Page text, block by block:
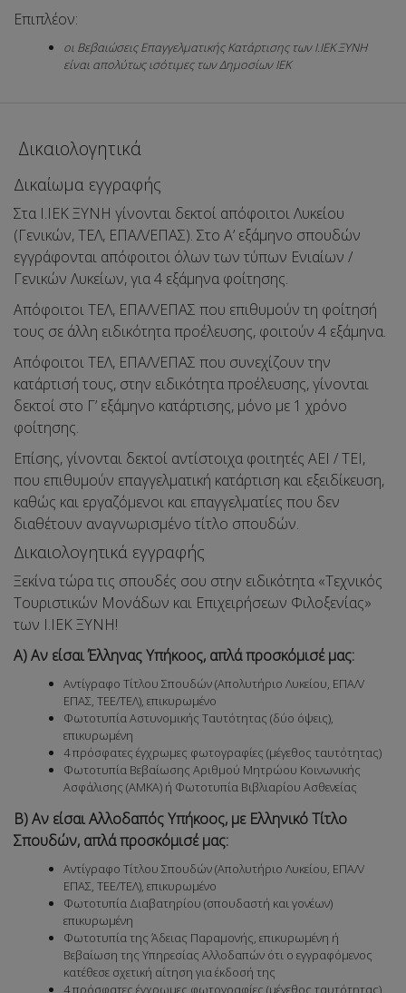
Επιπλέον:
οι Βεβαιώσεις Επαγγελματικής Κατάρτισης των Ι.ΙΕΚ ΞΥΝΗ
είναι απολύτως ισότιμες των Δημοσίων ΙΕΚ
Δικαιολογητικά
Δικαίωμα εγγραφής
Στα Ι.ΙΕΚ ΞΥΝΗ γίνονται δεκτοί απόφοιτοι Λυκείου
(Γενικών, ΤΕΛ, ΕΠΑΛ/ΕΠΑΣ). Στο Α’ εξάμηνο σπουδών
εγγράφονται απόφοιτοι όλων των τύπων Ενιαίων /
Γενικών Λυκείων, για 4 εξάμηνα φοίτησης.
Απόφοιτοι ΤΕΛ, ΕΠΑΛ/ΕΠΑΣ που επιθυμούν τη φοίτησή
τους σε άλλη ειδικότητα προέλευσης, φοιτούν 4 εξάμηνα.
Απόφοιτοι ΤΕΛ, ΕΠΑΛ/ΕΠΑΣ που συνεχίζουν την
κατάρτισή τους, στην ειδικότητα προέλευσης, γίνονται
δεκτοί στο Γ’ εξάμηνο κατάρτισης, μόνο με 1 χρόνο
φοίτησης.
Επίσης, γίνονται δεκτοί αντίστοιχα φοιτητές ΑΕΙ / ΤΕΙ,
που επιθυμούν επαγγελματική κατάρτιση και εξειδίκευση,
καθώς και εργαζόμενοι και επαγγελματίες που δεν
διαθέτουν αναγνωρισμένο τίτλο σπουδών.
Δικαιολογητικά εγγραφής
Ξεκίνα τώρα τις σπουδές σου στην ειδικότητα «Τεχνικός
Τουριστικών Μονάδων και Επιχειρήσεων Φιλοξενίας»
των Ι.ΙΕΚ ΞΥΝΗ!
Α) Αν είσαι Έλληνας Υπήκοος, απλά προσκόμισέ μας:
Αντίγραφο Τίτλου Σπουδών (Απολυτήριο Λυκείου, ΕΠΑΛ/
ΕΠΑΣ, ΤΕΕ/ΤΕΛ), επικυρωμένο
Φωτοτυπία Αστυνομικής Ταυτότητας (δύο όψεις),
επικυρωμένη
4 πρόσφατες έγχρωμες φωτογραφίες (μέγεθος ταυτότητας)
Φωτοτυπία Βεβαίωσης Αριθμού Μητρώου Κοινωνικής
Ασφάλισης (ΑΜΚΑ) ή Φωτοτυπία Βιβλιαρίου Ασθενείας
Β) Αν είσαι Αλλοδαπός Υπήκοος, με Ελληνικό Τίτλο
Σπουδών, απλά προσκόμισέ μας:
Αντίγραφο Τίτλου Σπουδών (Απολυτήριο Λυκείου, ΕΠΑΛ/
ΕΠΑΣ, ΤΕΕ/ΤΕΛ), επικυρωμένο
Φωτοτυπία Διαβατηρίου (σπουδαστή και γονέων)
επικυρωμένη
Φωτοτυπία της Άδειας Παραμονής, επικυρωμένη ή
Βεβαίωση της Υπηρεσίας Αλλοδαπών ότι ο εγγραφόμενος
κατέθεσε σχετική αίτηση για έκδοσή της
4 πρόσφατες έγχρωμες φωτογραφίες (μέγεθος ταυτότητας)